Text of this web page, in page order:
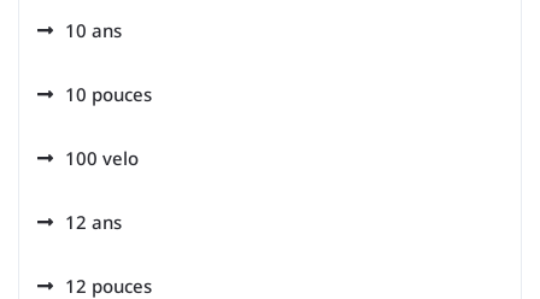
10 ans
10 pouces
100 velo
12 ans
12 pouces